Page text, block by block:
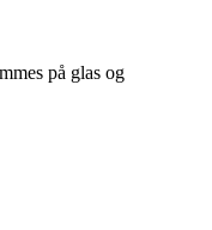
på glas og